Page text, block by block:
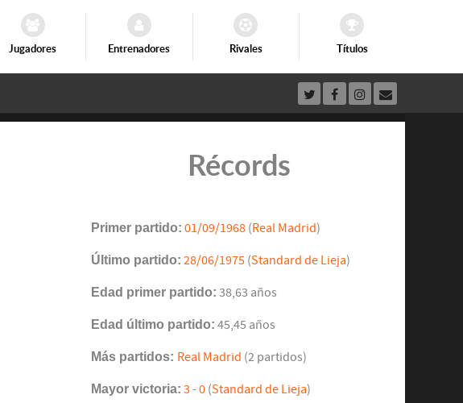
Jugadores Entrenadores Rivales Títulos
Récords
Primer partido: 01/09/1968(Real Madrid)
Último partido: 28/06/1975(Standard de Lieja)
Edad primer partido: 38,63 años
Edad último partido: 45,45 años
Más partidos: Real Madrid (2 partidos)
Mayor victoria: 3 - 0(Standard de Lieja)